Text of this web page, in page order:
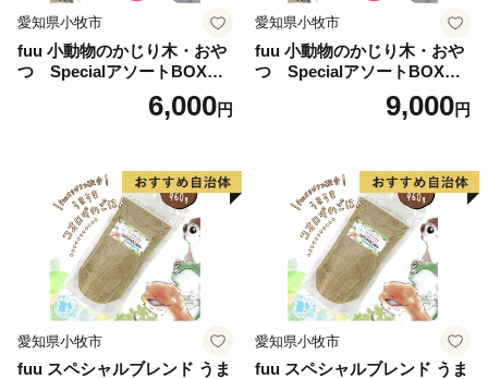
愛知県小牧市
fuu 小動物のかじり木・おや
つ SpecialアソートBOX（1
6,000円
愛知県小牧市
fuu 小動物のかじり木・おや
つ SpecialアソートBOX（2
9,000円
愛知県小牧市
fuu スペシャルブレンド うま
愛知県小牧市
fuu スペシャルブレンド うま